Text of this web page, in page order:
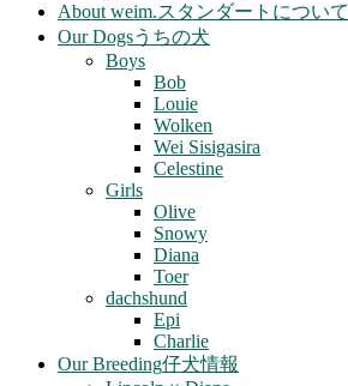
About weim.スタンダートについて
Our Dogsうちの犬
Boys
Bob
Louie
Wolken
Wei Sisigasira
Celestine
Girls
Olive
Snowy
Diana
Toer
dachshund
Epi
Charlie
Our Breeding仔犬情報